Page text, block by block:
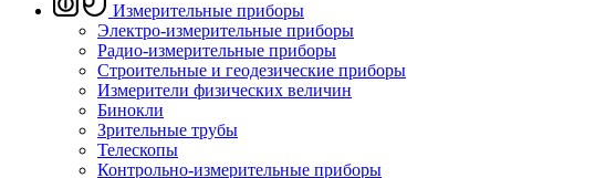
Измерительные приборы
Электро-измерительные приборы
Радио-измерительные приборы
Строительные и геодезические приборы
Измерители физических величин
Бинокли
Зрительные трубы
Телескопы
Контрольно-измерительные приборы